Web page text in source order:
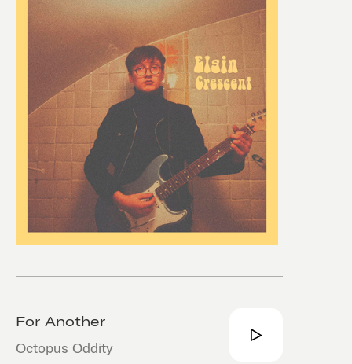
For Another
Octopus Oddity